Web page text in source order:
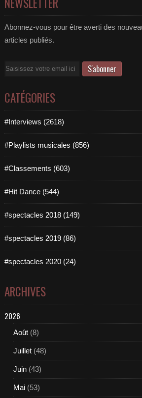
Abonnez-vous pour être averti des
articles publiés.
Email
CATÉGORIES
#Interviews (2618)
#Playlists musicales (856)
#Classements (603)
#Hit Dance (544)
#spectacles 2018 (149)
#spectacles 2019 (86)
#spectacles 2020 (24)
ARCHIVES
2026
Août (8)
Juillet (48)
Juin (43)
Mai (53)